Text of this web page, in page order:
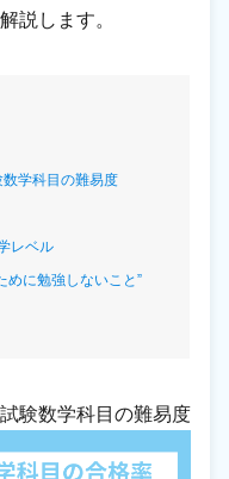
説します。
学科目の難易度
レベル
めに勉強しないこと”
験数学科目の難易度